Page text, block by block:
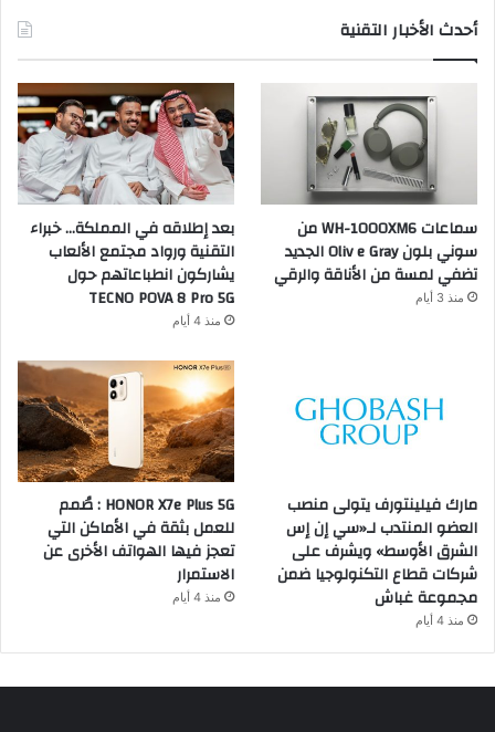
أحدث الأخبار التقنية
سماعات WH-1000XM6 من
سوني بلون Oliv e Gray الجديد
تضفي لمسة من الأناقة والرقي
منذ 3 أيام
بعد إطلاقه في المملكة… خبراء
التقنية ورواد مجتمع الألعاب
يشاركون انطباعاتهم حول
TECNO POVA 8 Pro 5G
منذ 4 أيام
مارك فيلينتورف يتولى منصب
العضو المنتدب لـ«سي إن إس
الشرق الأوسط» ويشرف على
شركات قطاع التكنولوجيا ضمن
مجموعة غباش
منذ 4 أيام
HONOR X7e Plus 5G : صُمم
للعمل بثقة في الأماكن التي
تعجز فيها الهواتف الأخرى عن
الاستمرار
منذ 4 أيام